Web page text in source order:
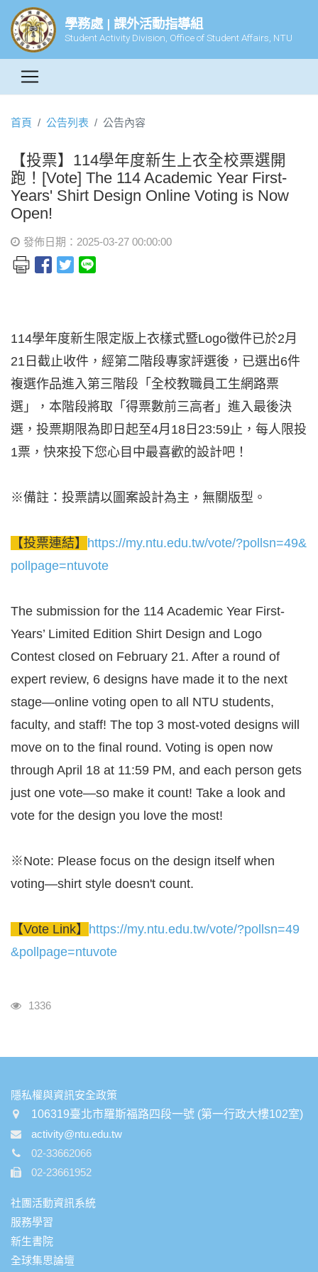
學務處 | 課外活動指導組
Student Activity Division, Office of Student Affairs, NTU
首頁 公告列表 公告內容
【投票】114學年度新生上衣全校票選開
跑！[Vote] The 114 Academic Year First-
Years' Shirt Design Online Voting is Now
Open!
發佈日期：2025-03-27 00:00:00
114學年度新生限定版上衣樣式暨Logo徵件已於2月
21日截止收件，經第二階段專家評選後，已選出6件
複選作品進入第三階段「全校教職員工生網路票
選」，本階段將取「得票數前三高者」進入最後決
選，投票期限為即日起至4月18日23:59止，每人限投
1票，快來投下您心目中最喜歡的設計吧！
※備註：投票請以圖案設計為主，無關版型。
【投票連結】 https://my.ntu.edu.tw/vote/?pollsn=49&
pollpage=ntuvote
The submission for the 114 Academic Year First-
Years’ Limited Edition Shirt Design and Logo
Contest closed on February 21. After a round of
expert review, 6 designs have made it to the next
stage—online voting open to all NTU students,
faculty, and staff! The top 3 most-voted designs will
move on to the final round. Voting is open now
through April 18 at 11:59 PM, and each person gets
just one vote—so make it count! Take a look and
vote for the design you love the most!
※Note: Please focus on the design itself when
voting—shirt style doesn't count.
【Vote Link】 https://my.ntu.edu.tw/vote/?pollsn=49
&pollpage=ntuvote
瀏覽人次
1336
:::
隱私權與資訊安全政策
106319臺北市羅斯福路四段一號 (第一行政大樓102室)
activity@ntu.edu.tw
02-33662066
02-23661952
社團活動資訊系統
服務學習
新生書院
全球集思論壇